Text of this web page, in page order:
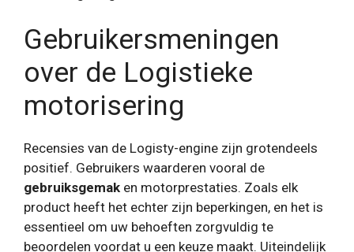
Gebruikersmeningen
over de Logistieke
motorisering
Recensies van de Logisty-engine zijn grotendeels
positief. Gebruikers waarderen vooral de
gebruiksgemak en motorprestaties. Zoals elk
product heeft het echter zijn beperkingen, en het is
essentieel om uw behoeften zorgvuldig te
beoordelen voordat u een keuze maakt. Uiteindelijk